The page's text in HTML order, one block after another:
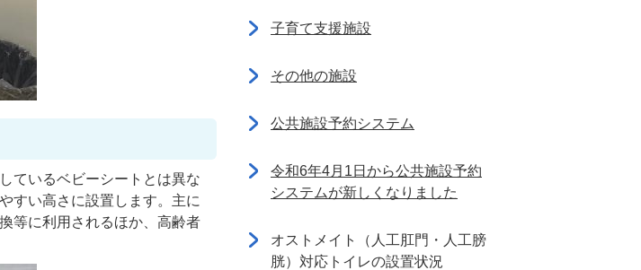
ているベビーシートとは異な
すい高さに設置します。主に
等に利用されるほか、高齢者
子育て支援施設
その他の施設
公共施設予約システム
令和6年4月1日から公共施設予約
システムが新しくなりました
オストメイト（人工肛門・人工膀
胱）対応トイレの設置状況